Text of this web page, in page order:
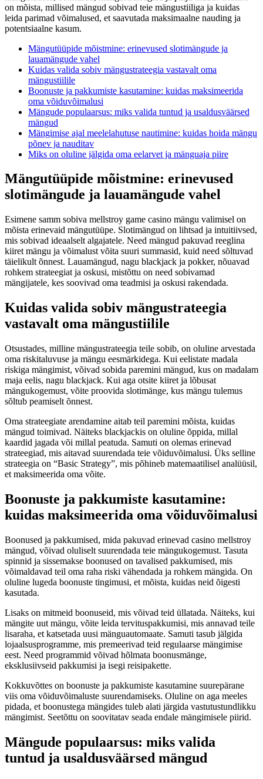
on mõista, millised mängud sobivad teie mängustiiliga ja kuidas
leida parimad võimalused, et saavutada maksimaalne nauding ja
potentsiaalne kasum.
Mängutüüpide mõistmine: erinevused slotimängude ja
lauamängude vahel
Kuidas valida sobiv mängustrateegia vastavalt oma
mängustiilile
Boonuste ja pakkumiste kasutamine: kuidas maksimeerida
oma võiduvõimalusi
Mängude populaarsus: miks valida tuntud ja usaldusväärsed
mängud
Mängimise ajal meelelahutuse nautimine: kuidas hoida mängu
põnev ja nauditav
Miks on oluline jälgida oma eelarvet ja mänguaja piire
Mängutüüpide mõistmine: erinevused
slotimängude ja lauamängude vahel
Esimene samm sobiva mellstroy game casino mängu valimisel on
mõista erinevaid mängutüüpe. Slotimängud on lihtsad ja intuitiivsed,
mis sobivad ideaalselt algajatele. Need mängud pakuvad reeglina
kiiret mängu ja võimalust võita suuri summasid, kuid need sõltuvad
täielikult õnnest. Lauamängud, nagu blackjack ja pokker, nõuavad
rohkem strateegiat ja oskusi, mistõttu on need sobivamad
mängijatele, kes soovivad oma teadmisi ja oskusi rakendada.
Kuidas valida sobiv mängustrateegia
vastavalt oma mängustiilile
Otsustades, milline mängustrateegia teile sobib, on oluline arvestada
oma riskitaluvuse ja mängu eesmärkidega. Kui eelistate madala
riskiga mängimist, võivad sobida paremini mängud, kus on madalam
maja eelis, nagu blackjack. Kui aga otsite kiiret ja lõbusat
mängukogemust, võite proovida slotimänge, kus mängu tulemus
sõltub peamiselt õnnest.
Oma strateegiate arendamine aitab teil paremini mõista, kuidas
mängud toimivad. Näiteks blackjackis on oluline õppida, millal
kaardid jagada või millal peatuda. Samuti on olemas erinevad
strateegiad, mis aitavad suurendada teie võiduvõimalusi. Üks selline
strateegia on “Basic Strategy”, mis põhineb matemaatilisel analüüsil,
et maksimeerida oma võite.
Boonuste ja pakkumiste kasutamine:
kuidas maksimeerida oma võiduvõimalusi
Boonused ja pakkumised, mida pakuvad erinevad casino mellstroy
mängud, võivad oluliselt suurendada teie mängukogemust. Tasuta
spinnid ja sissemakse boonused on tavalised pakkumised, mis
võimaldavad teil oma raha riski vähendada ja rohkem mängida. On
oluline lugeda boonuste tingimusi, et mõista, kuidas neid õigesti
kasutada.
Lisaks on mitmeid boonuseid, mis võivad teid üllatada. Näiteks, kui
mängite uut mängu, võite leida tervituspakkumisi, mis annavad teile
lisaraha, et katsetada uusi mänguautomaate. Samuti tasub jälgida
lojaalsusprogramme, mis premeerivad teid regulaarse mängimise
eest. Need programmid võivad hõlmata boonusmänge,
eksklusiivseid pakkumisi ja isegi reisipakette.
Kokkuvõttes on boonuste ja pakkumiste kasutamine suurepärane
viis oma võiduvõimaluste suurendamiseks. Oluline on aga meeles
pidada, et boonustega mängides tuleb alati järgida vastutustundlikku
mängimist. Seetõttu on soovitatav seada endale mängimisele piirid.
Mängude populaarsus: miks valida
tuntud ja usaldusväärsed mängud